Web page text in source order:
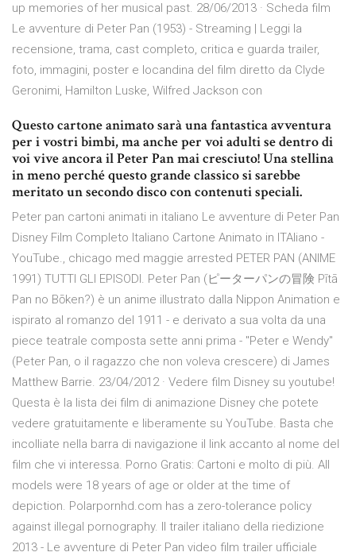
up memories of her musical past. 28/06/2013 · Scheda film
Le avventure di Peter Pan (1953) - Streaming | Leggi la
recensione, trama, cast completo, critica e guarda trailer,
foto, immagini, poster e locandina del film diretto da Clyde
Geronimi, Hamilton Luske, Wilfred Jackson con
Questo cartone animato sarà una fantastica avventura
per i vostri bimbi, ma anche per voi adulti se dentro di
voi vive ancora il Peter Pan mai cresciuto! Una stellina
in meno perché questo grande classico si sarebbe
meritato un secondo disco con contenuti speciali.
Peter pan cartoni animati in italiano Le avventure di Peter Pan
Disney Film Completo Italiano Cartone Animato in ITAliano -
YouTube., chicago med maggie arrested PETER PAN (ANIME
1991) TUTTI GLI EPISODI. Peter Pan (ピーターパンの冒険 Pītā
Pan no Bōken?) è un anime illustrato dalla Nippon Animation e
ispirato al romanzo del 1911 - e derivato a sua volta da una
piece teatrale composta sette anni prima - "Peter e Wendy"
(Peter Pan, o il ragazzo che non voleva crescere) di James
Matthew Barrie. 23/04/2012 · Vedere film Disney su youtube!
Questa è la lista dei film di animazione Disney che potete
vedere gratuitamente e liberamente su YouTube. Basta che
incolliate nella barra di navigazione il link accanto al nome del
film che vi interessa. Porno Gratis: Cartoni e molto di più. All
models were 18 years of age or older at the time of
depiction. Polarpornhd.com has a zero-tolerance policy
against illegal pornography. Il trailer italiano della riedizione
2013 - Le avventure di Peter Pan video film trailer ufficiale